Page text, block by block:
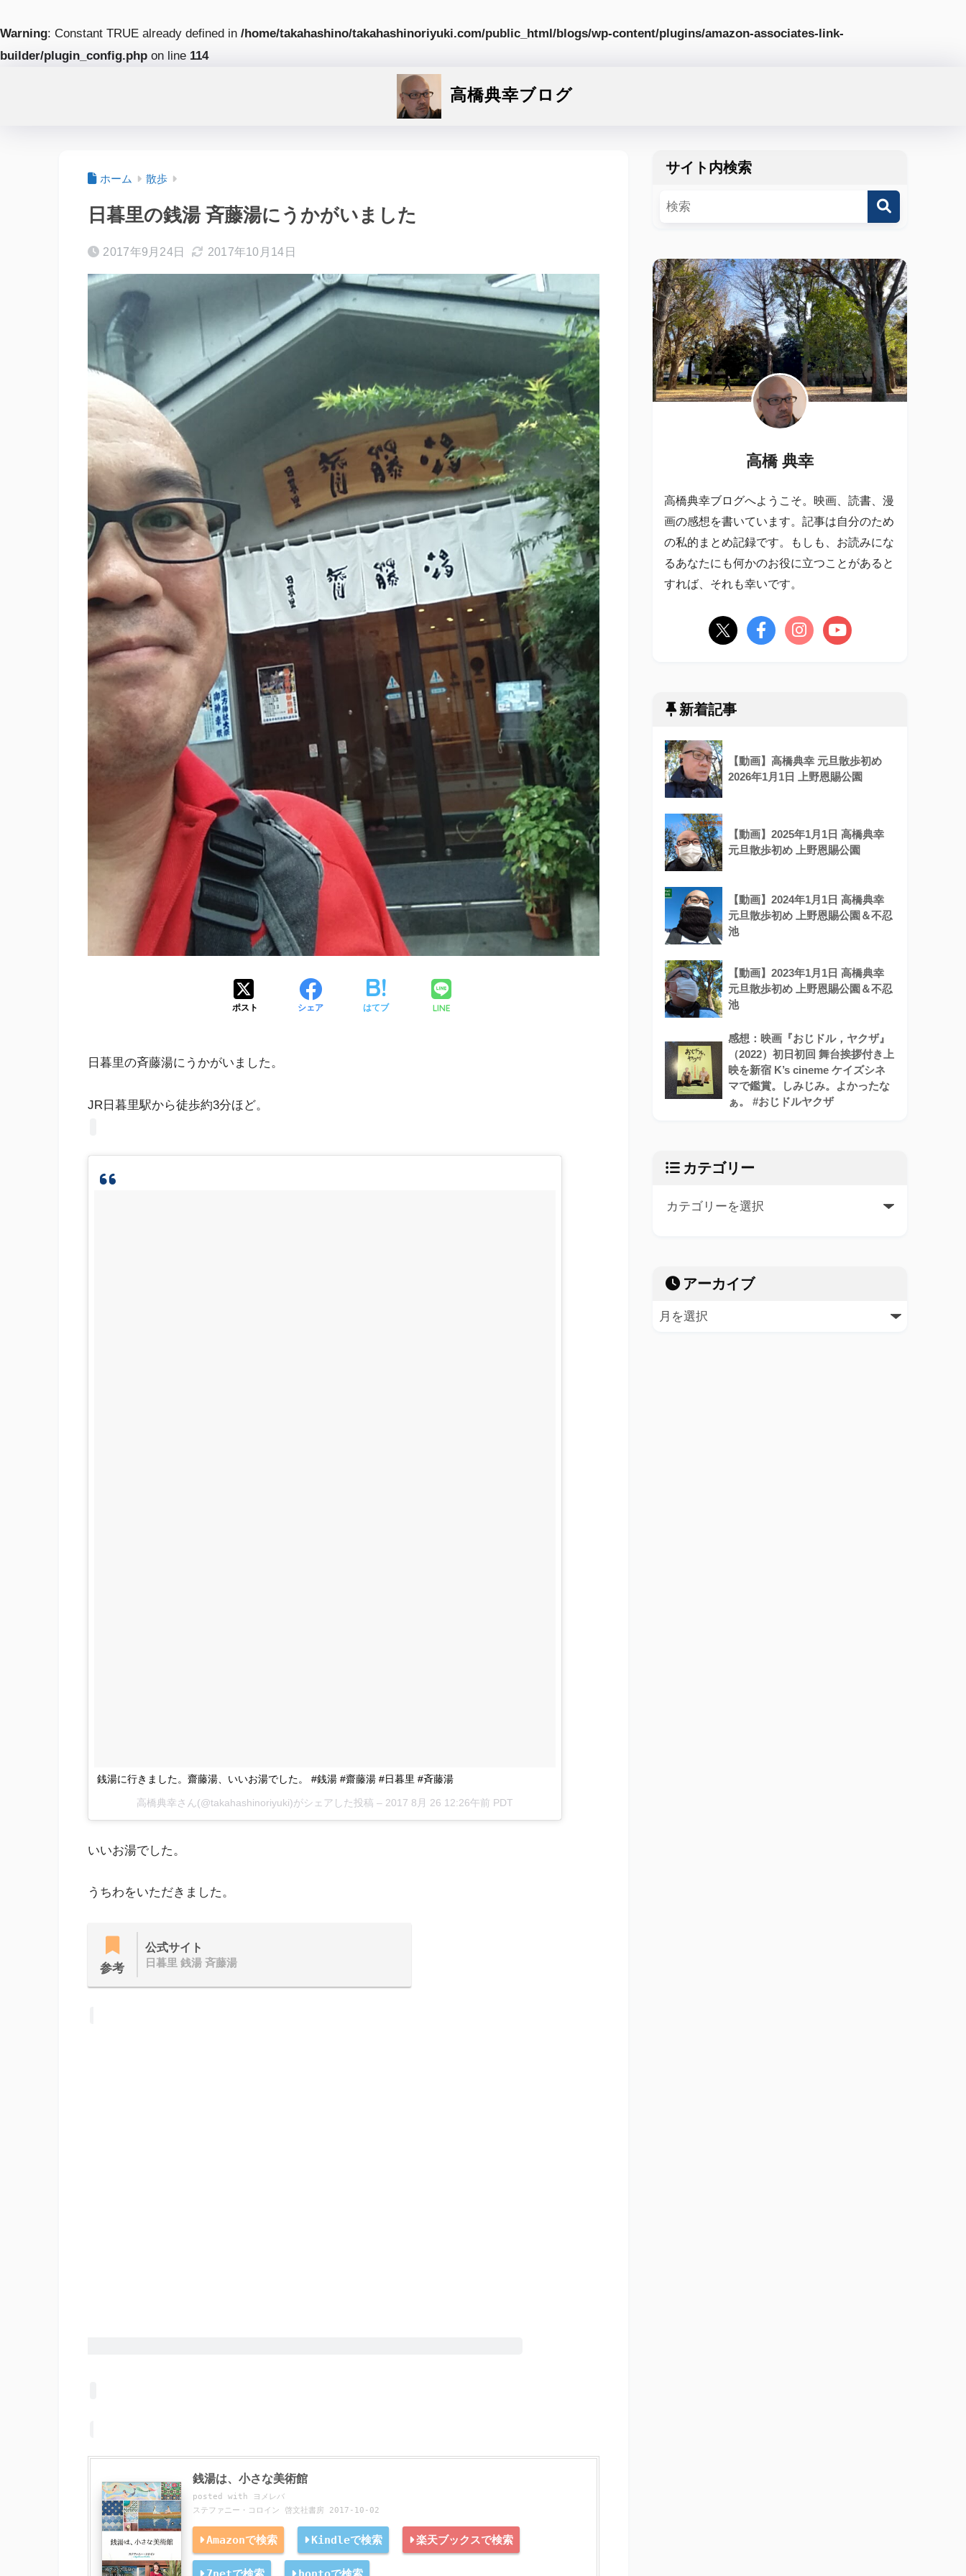
Warning: Constant TRUE already defined in /home/takahashino/takahashinoriyuki.com/public_html/blogs/wp-content/plugins/amazon-associates-link-
builder/plugin_config.php on line 114
高橋典幸ブログ
ホーム 散歩
日暮里の銭湯 斉藤湯にうかがいました
2017年9月24日 2017年10月14日
ポスト シェア はてブ LINE
日暮里の斉藤湯にうかがいました。
JR日暮里駅から徒歩約3分ほど。
銭湯に行きました。齋藤湯、いいお湯でした。 #銭湯 #齋藤湯 #日暮里 #斉藤湯
高橋典幸さん(@takahashinoriyuki)がシェアした投稿 – 2017 8月 26 12:26午前 PDT
いいお湯でした。
うちわをいただきました。
参考
公式サイト
日暮里 銭湯 斉藤湯
銭湯は、小さな美術館
posted with
ヨメレバ
ステファニー・コロイン 啓文社書房 2017-10-02
Amazonで検索 Kindleで検索 楽天ブックスで検索
サイト内検索
高橋 典幸
高橋典幸ブログへようこそ。映画、読書、漫
画の感想を書いています。記事は自分のため
の私的まとめ記録です。もしも、お読みにな
るあなたにも何かのお役に立つことがあると
すれば、それも幸いです。
新着記事
【動画】高橋典幸 元旦散歩初め
2026年1月1日 上野恩賜公園
【動画】2025年1月1日 高橋典幸
元旦散歩初め 上野恩賜公園
【動画】2024年1月1日 高橋典幸
元旦散歩初め 上野恩賜公園＆不忍
池
【動画】2023年1月1日 高橋典幸
元旦散歩初め 上野恩賜公園＆不忍
池
感想：映画『おじドル，ヤクザ』
（2022）初日初回 舞台挨拶付き上
映を新宿 K’s cineme ケイズシネ
マで鑑賞。しみじみ。よかったな
ぁ。 #おじドルヤクザ
カテゴリー
アーカイブ